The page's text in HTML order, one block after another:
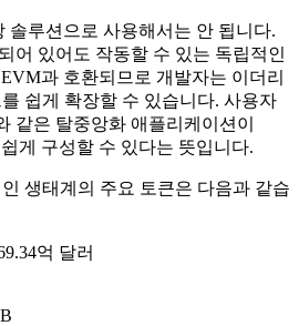
솔루션으로 사용해서는 안 됩니다.
어 있어도 작동할 수 있는 독립적인
과 호환되므로 개발자는 이더리
쉽게 확장할 수 있습니다. 사용자
같은 탈중앙화 애플리케이션이
게 구성할 수 있다는 뜻입니다.
생태계의 주요 토큰은 다음과 같습
억 달러